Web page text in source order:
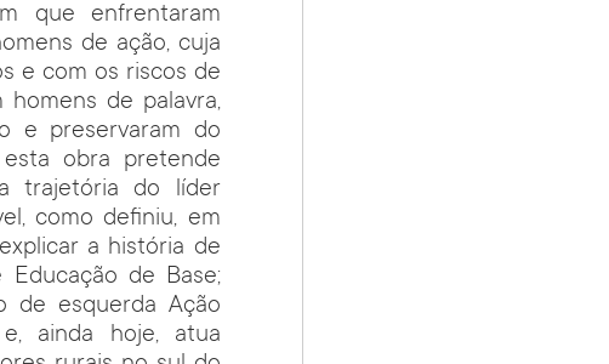
que enfrentaram
de ação, cuja
e com os riscos de
de palavra,
e preservaram do
esta obra pretende
trajetória do líder
como definiu, em
a história de
de Base;
de esquerda Ação
ainda hoje, atua